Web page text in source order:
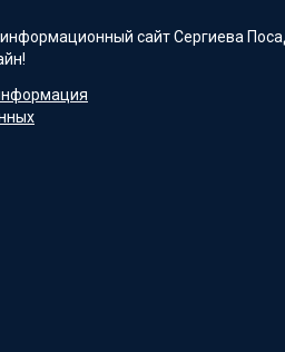
сайт Сергиева